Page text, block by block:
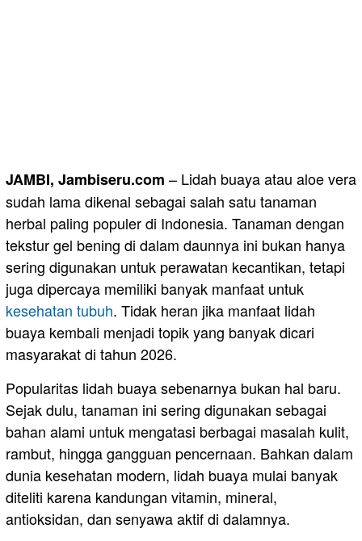
JAMBI, Jambiseru.com – Lidah buaya atau aloe vera
sudah lama dikenal sebagai salah satu tanaman
herbal paling populer di Indonesia. Tanaman dengan
tekstur gel bening di dalam daunnya ini bukan hanya
sering digunakan untuk perawatan kecantikan, tetapi
juga dipercaya memiliki banyak manfaat untuk
kesehatan tubuh. Tidak heran jika manfaat lidah
buaya kembali menjadi topik yang banyak dicari
masyarakat di tahun 2026.
Popularitas lidah buaya sebenarnya bukan hal baru.
Sejak dulu, tanaman ini sering digunakan sebagai
bahan alami untuk mengatasi berbagai masalah kulit,
rambut, hingga gangguan pencernaan. Bahkan dalam
dunia kesehatan modern, lidah buaya mulai banyak
diteliti karena kandungan vitamin, mineral,
antioksidan, dan senyawa aktif di dalamnya.